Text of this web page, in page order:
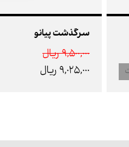
سرگذشت پیانو
9,500,000 ريال
9,025,000 ريال